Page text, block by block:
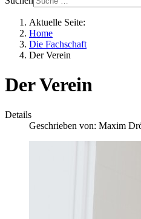
Aktuelle Seite:
Home
Die Fachschaft
Der Verein
Der Verein
Details
Geschrieben von: Maxim